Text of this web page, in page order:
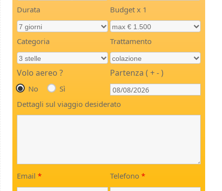
Durata Budget x 1
Categoria Trattamento
Volo aereo ?
No Sì
Partenza ( + - )
Dettagli sul viaggio desiderato
Email * Telefono *